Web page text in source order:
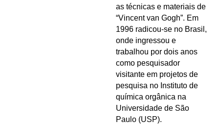
as técnicas e materiais de
“Vincent van Gogh”. Em
1996 radicou-se no Brasil,
onde ingressou e
trabalhou por dois anos
como pesquisador
visitante em projetos de
pesquisa no Instituto de
química orgânica na
Universidade de São
Paulo (USP).